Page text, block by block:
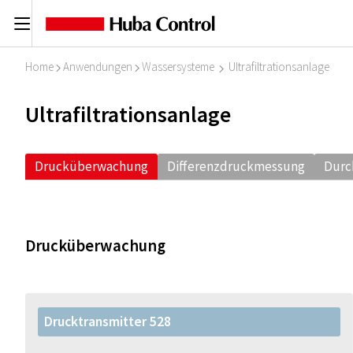
C
Home I Anwendungen I Wassersysteme I Ultrafiltrationsanlage
Ultrafiltrationsanlage
Drucküberwachung Differenzdruckmessung
Drucküberwachung
Drucktransmitter 528